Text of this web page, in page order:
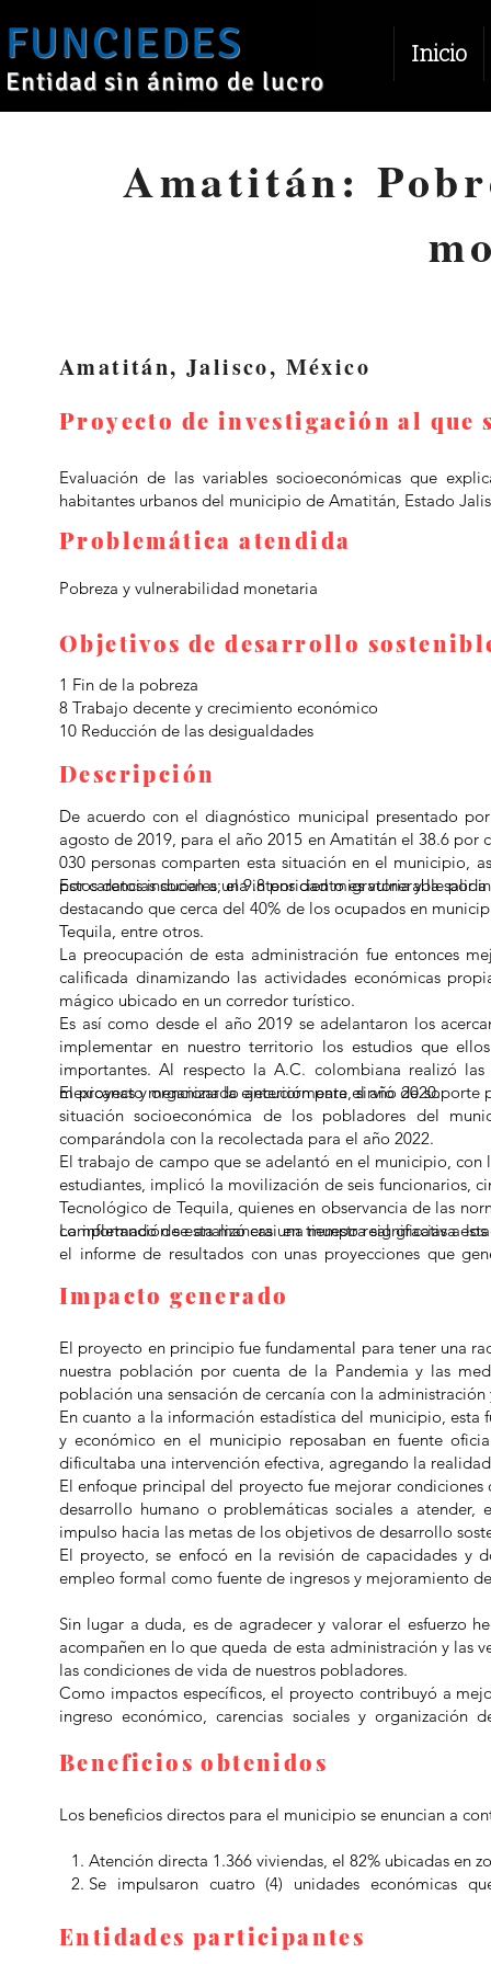
FUNCIEDES
Entidad sin ánimo de lucro
Inicio
Amatitán:
Amatitán, Jalisco, México
Proyecto de investigación al que
Evaluación de las variables socioeconómicas que
habitantes urbanos del municipio de Amatitán, Estado
Problemática atendida
Pobreza y vulnerabilidad monetaria
Objetivos de desarrollo
1 Fin de la pobreza
8 Trabajo decente y crecimiento económico
10 Reducción de las desigualdades
Descripción
De acuerdo con el diagnóstico municipal presentado
agosto de 2019, para el año 2015 en Amatitán el 38.6
030 personas comparten esta situación en el municipio,
por carencias sociales; el 9.8 por ciento es vulnerable por
Estos datos inducen a una intensidad migratoria y la
destacando que cerca del 40% de los ocupados en
Tequila, entre otros.
La preocupación de esta administración fue entonces
calificada dinamizando las actividades económicas
mágico ubicado en un corredor turístico.
Es así como desde el año 2019 se adelantaron los
implementar en nuestro territorio los estudios que
importantes. Al respecto la A.C. colombiana realizó
mexicanas y organizar la ejecución para el año 2020.
El proyecto mencionado anteriormente, sirvió de
situación socioeconómica de los pobladores del
comparándola con la recolectada para el año 2022.
El trabajo de campo que se adelantó en el municipio,
estudiantes, implicó la movilización de seis funcionarios,
Tecnológico de Tequila, quienes en observancia de las
completando de esta manera una muestra significativa
La información se analizó casi en tiempo real gracias a
el informe de resultados con unas proyecciones que
Impacto generado
El proyecto en principio fue fundamental para tener una
nuestra población por cuenta de la Pandemia y las
población una sensación de cercanía con la
En cuanto a la información estadística del municipio,
y económico en el municipio reposaban en fuente
dificultaba una intervención efectiva, agregando la
El enfoque principal del proyecto fue mejorar
desarrollo humano o problemáticas sociales a
impulso hacia las metas de los objetivos de desarrollo
El proyecto, se enfocó en la revisión de capacidades
empleo formal como fuente de ingresos y mejoramiento
Sin lugar a duda, es de agradecer y valorar el esfuerzo
acompañen en lo que queda de esta administración y las
las condiciones de vida de nuestros pobladores.
Como impactos específicos, el proyecto contribuyó a
ingreso económico, carencias sociales y
Beneficios obtenidos
Los beneficios directos para el municipio se enuncian a
Atención directa 1.366 viviendas, el 82% ubicadas en
Se impulsaron cuatro (4) unidades económicas
fabricación y comercialización de productos
reciclables, artículos de decoración para el hogar,
Entidades participantes